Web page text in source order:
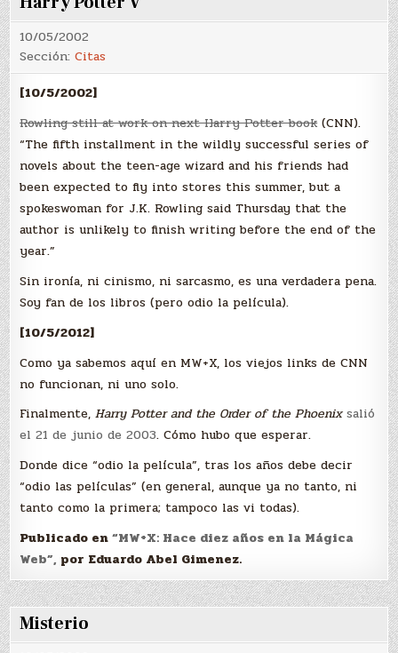
10/05/2002
Sección:Citas
[10/5/2002]
Rowling still at work on next Harry Potter book(CNN).
“The fifth installment in the wildly successful series of
novels about the teen-age wizard and his friends had
been expected to fly into stores this summer, but a
spokeswoman for J.K. Rowling said Thursday that the
author is unlikely to finish writing before the end of the
year.”
Sin ironía, ni cinismo, ni sarcasmo, es una verdadera pena.
Soy fan de los libros (pero odio la película).
[10/5/2012]
Como ya sabemos aquí en MW+X, los viejos links de CNN
no funcionan, ni uno solo.
Finalmente,Harry Potter and the Order of the Phoenix salió
el 21 de junio de 2003. Cómo hubo que esperar.
Donde dice “odio la película”, tras los años debe decir
“odio las películas” (en general, aunque ya no tanto, ni
tanto como la primera; tampoco las vi todas).
Publicado en“MW+X: Hace diez años en la Mágica
Web”, por Eduardo Abel Gimenez.
Misterio